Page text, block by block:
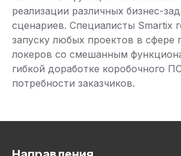
реализации различных бизнес-
сценариев. Специалисты Smartix
запуску любых проектов в сфере
локеров со смешанным
гибкой доработке коробочного
потребности заказчиков.